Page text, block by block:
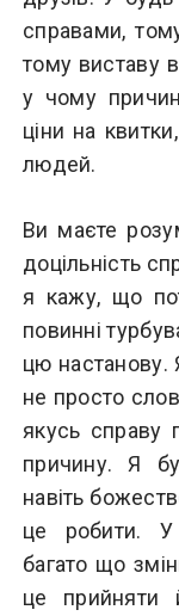
справами,
тому виставу
у чому
ціни на
людей.
Ви маєте
доцільність
я кажу, що
повинні
цю
не просто
якусь
причину. Я
навіть
це робити. У
багато що
це прийняти